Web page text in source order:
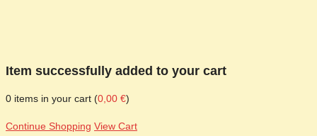
Item successfully added to your cart
0 items in your cart (0,00 €)
Continue Shopping View Cart